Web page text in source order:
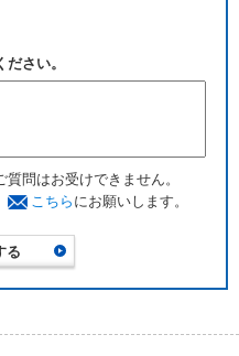
さい。
問はお受けできません。
こちら にお願いします。